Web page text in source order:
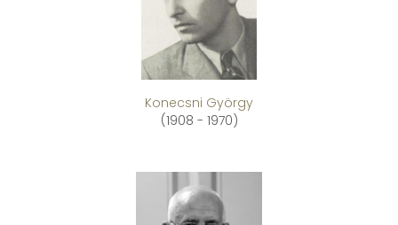
Konecsni György
(1908 - 1970)